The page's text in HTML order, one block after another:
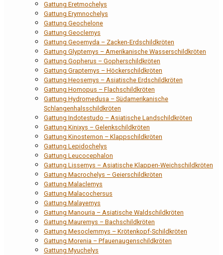
Gattung Eretmochelys
Gattung Erymnochelys
Gattung Geochelone
Gattung Geoclemys
Gattung Geoemyda – Zacken-Erdschildkröten
Gattung Glyptemys – Amerikanische Wasserschildkröten
Gattung Gopherus – Gopherschildkröten
Gattung Graptemys – Höckerschildkröten
Gattung Heosemys – Asiatische Erdschildkröten
Gattung Homopus – Flachschildkröten
Gattung Hydromedusa – Südamerikanische
Schlangenhalsschildkröten
Gattung Indotestudo – Asiatische Landschildkröten
Gattung Kinixys – Gelenkschildkröten
Gattung Kinosternon – Klappschildkröten
Gattung Lepidochelys
Gattung Leucocephalon
Gattung Lissemys – Asiatische Klappen-Weichschildkröten
Gattung Macrochelys – Geierschildkröten
Gattung Malaclemys
Gattung Malacochersus
Gattung Malayemys
Gattung Manouria – Asiatische Waldschildkröten
Gattung Mauremys – Bachschildkröten
Gattung Mesoclemmys – Krötenkopf-Schildkröten
Gattung Morenia – Pfauenaugenschildkröten
Gattung Myuchelys